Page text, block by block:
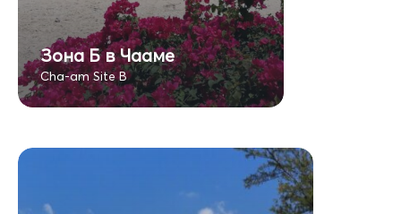
Зона Б в Чааме
Cha-am Site B